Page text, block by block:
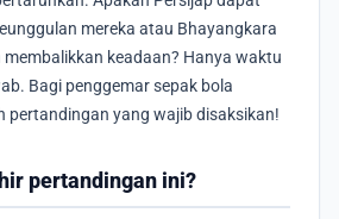
mereka atau Bhayangkara
membalikkan keadaan? Hanya waktu
Bagi penggemar sepak bola
pertandingan yang wajib disaksikan!
pertandingan ini?